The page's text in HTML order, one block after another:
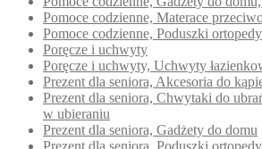
Pomoce codzienne, Materace
Pomoce codzienne, Poduszki
Poręcze i uchwyty
Poręcze i uchwyty, Uchwyty
Prezent dla seniora, Akcesoria do
Prezent dla seniora, Chwytaki do
w ubieraniu
Prezent dla seniora, Gadżety do domu